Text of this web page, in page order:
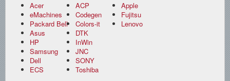
Acer
eMachines
Packard Bell
Asus
HP
Samsung
Dell
ECS
ACP
Codegen
Colors-it
DTK
InWin
JNC
SONY
Toshiba
Apple
Fujitsu
Lenovo